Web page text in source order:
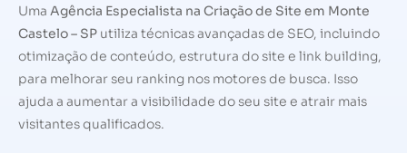
Uma Agência Especialista na Criação de Site em Monte
Castelo – SP utiliza técnicas avançadas de SEO, incluindo
otimização de conteúdo, estrutura do site e link building,
para melhorar seu ranking nos motores de busca. Isso
ajuda a aumentar a visibilidade do seu site e atrair mais
visitantes qualificados.